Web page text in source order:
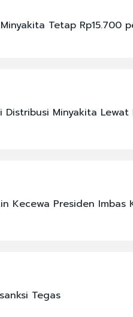
Tetap Rp15.700
Minyakita Lewat
Kecewa Presiden Imbas
Tegas